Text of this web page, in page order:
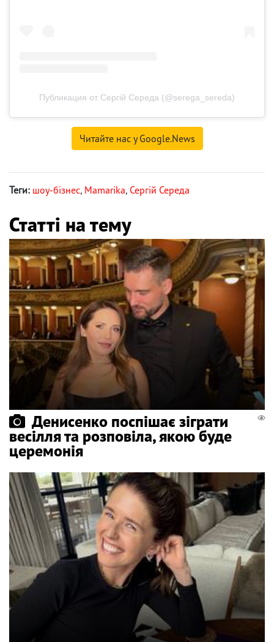
Публикация от Сергій Середа (@serega_sereda)
Читайте нас у Google.News
Теги: шоу-бізнес, Mamarika, Сергій Середа
Статті на тему
Денисенко поспішає зіграти
весілля та розповіла, якою буде
церемонія